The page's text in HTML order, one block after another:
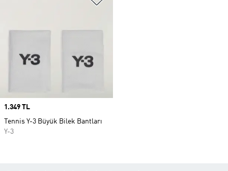
Price
1.349 TL
Tennis Y-3 Büyük Bilek Bantları
Y-3